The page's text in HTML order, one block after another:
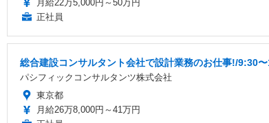
月給22万5,000円～50万円
正社員
総合建設コンサルタント会社で設計業務のお仕事!/9:30
パシフィックコンサルタンツ株式会社
東京都
月給26万8,000円～41万円